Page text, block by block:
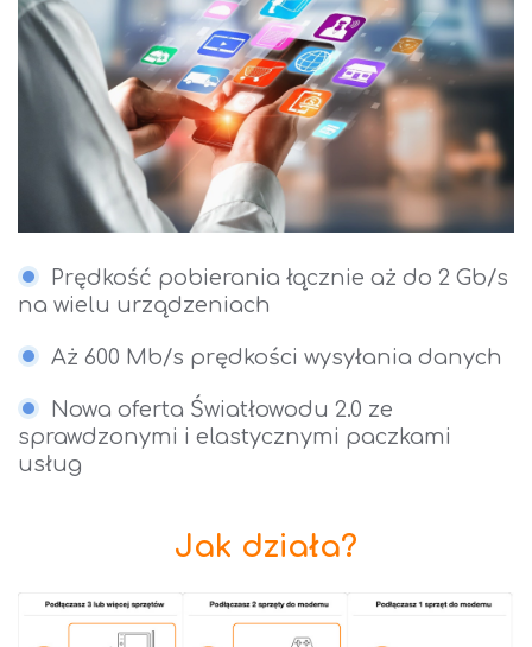
Prędkość pobierania łącznie aż do 2 Gb/s
na wielu urządzeniach
Aż 600 Mb/s prędkości wysyłania danych
Nowa oferta Światłowodu 2.0 ze
sprawdzonymi i elastycznymi paczkami
usług
Jak działa?